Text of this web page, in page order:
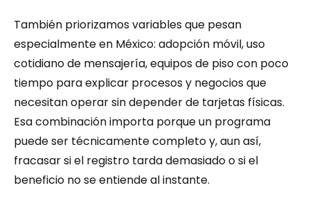
También priorizamos variables que pesan
especialmente en México: adopción móvil, uso
cotidiano de mensajería, equipos de piso con poco
tiempo para explicar procesos y negocios que
necesitan operar sin depender de tarjetas físicas.
Esa combinación importa porque un programa
puede ser técnicamente completo y, aun así,
fracasar si el registro tarda demasiado o si el
beneficio no se entiende al instante.